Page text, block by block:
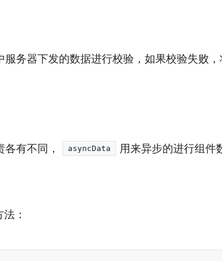
务器下发的数据进行校验，如果校验失败
有不同， asyncData
用来异步的进行组
：